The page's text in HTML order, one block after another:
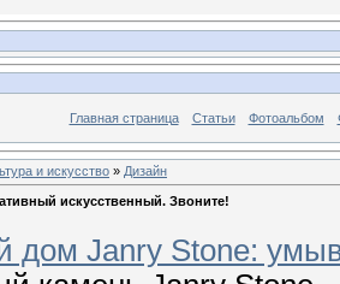
Главная страница Статьи Фотоальбом
и искусство » Дизайн
искусственный. Звоните!
дом Janry Stone: